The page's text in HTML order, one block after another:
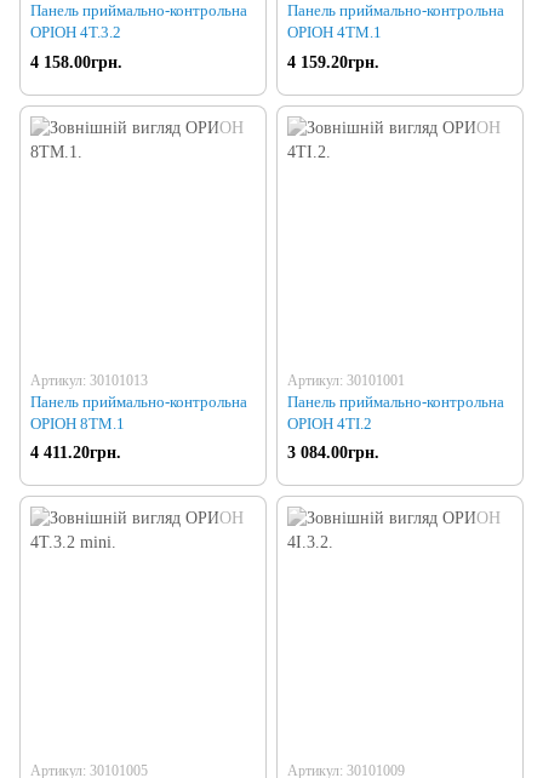
Панель приймально-контрольна
ОРІОН 4Т.3.2
4 158.00грн.
Панель приймально-контрольна
ОРІОН 4TM.1
4 159.20грн.
Артикул: 30101013
Панель приймально-контрольна
ОРІОН 8TM.1
4 411.20грн.
Артикул: 30101001
Панель приймально-контрольна
ОРІОН 4TI.2
3 084.00грн.
Артикул: 30101005 Артикул: 30101009